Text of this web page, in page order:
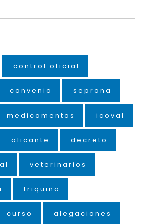
control oficial
convenio seprona
medicamentos icoval
alicante decreto
veterinarios
triquina
curso alegaciones